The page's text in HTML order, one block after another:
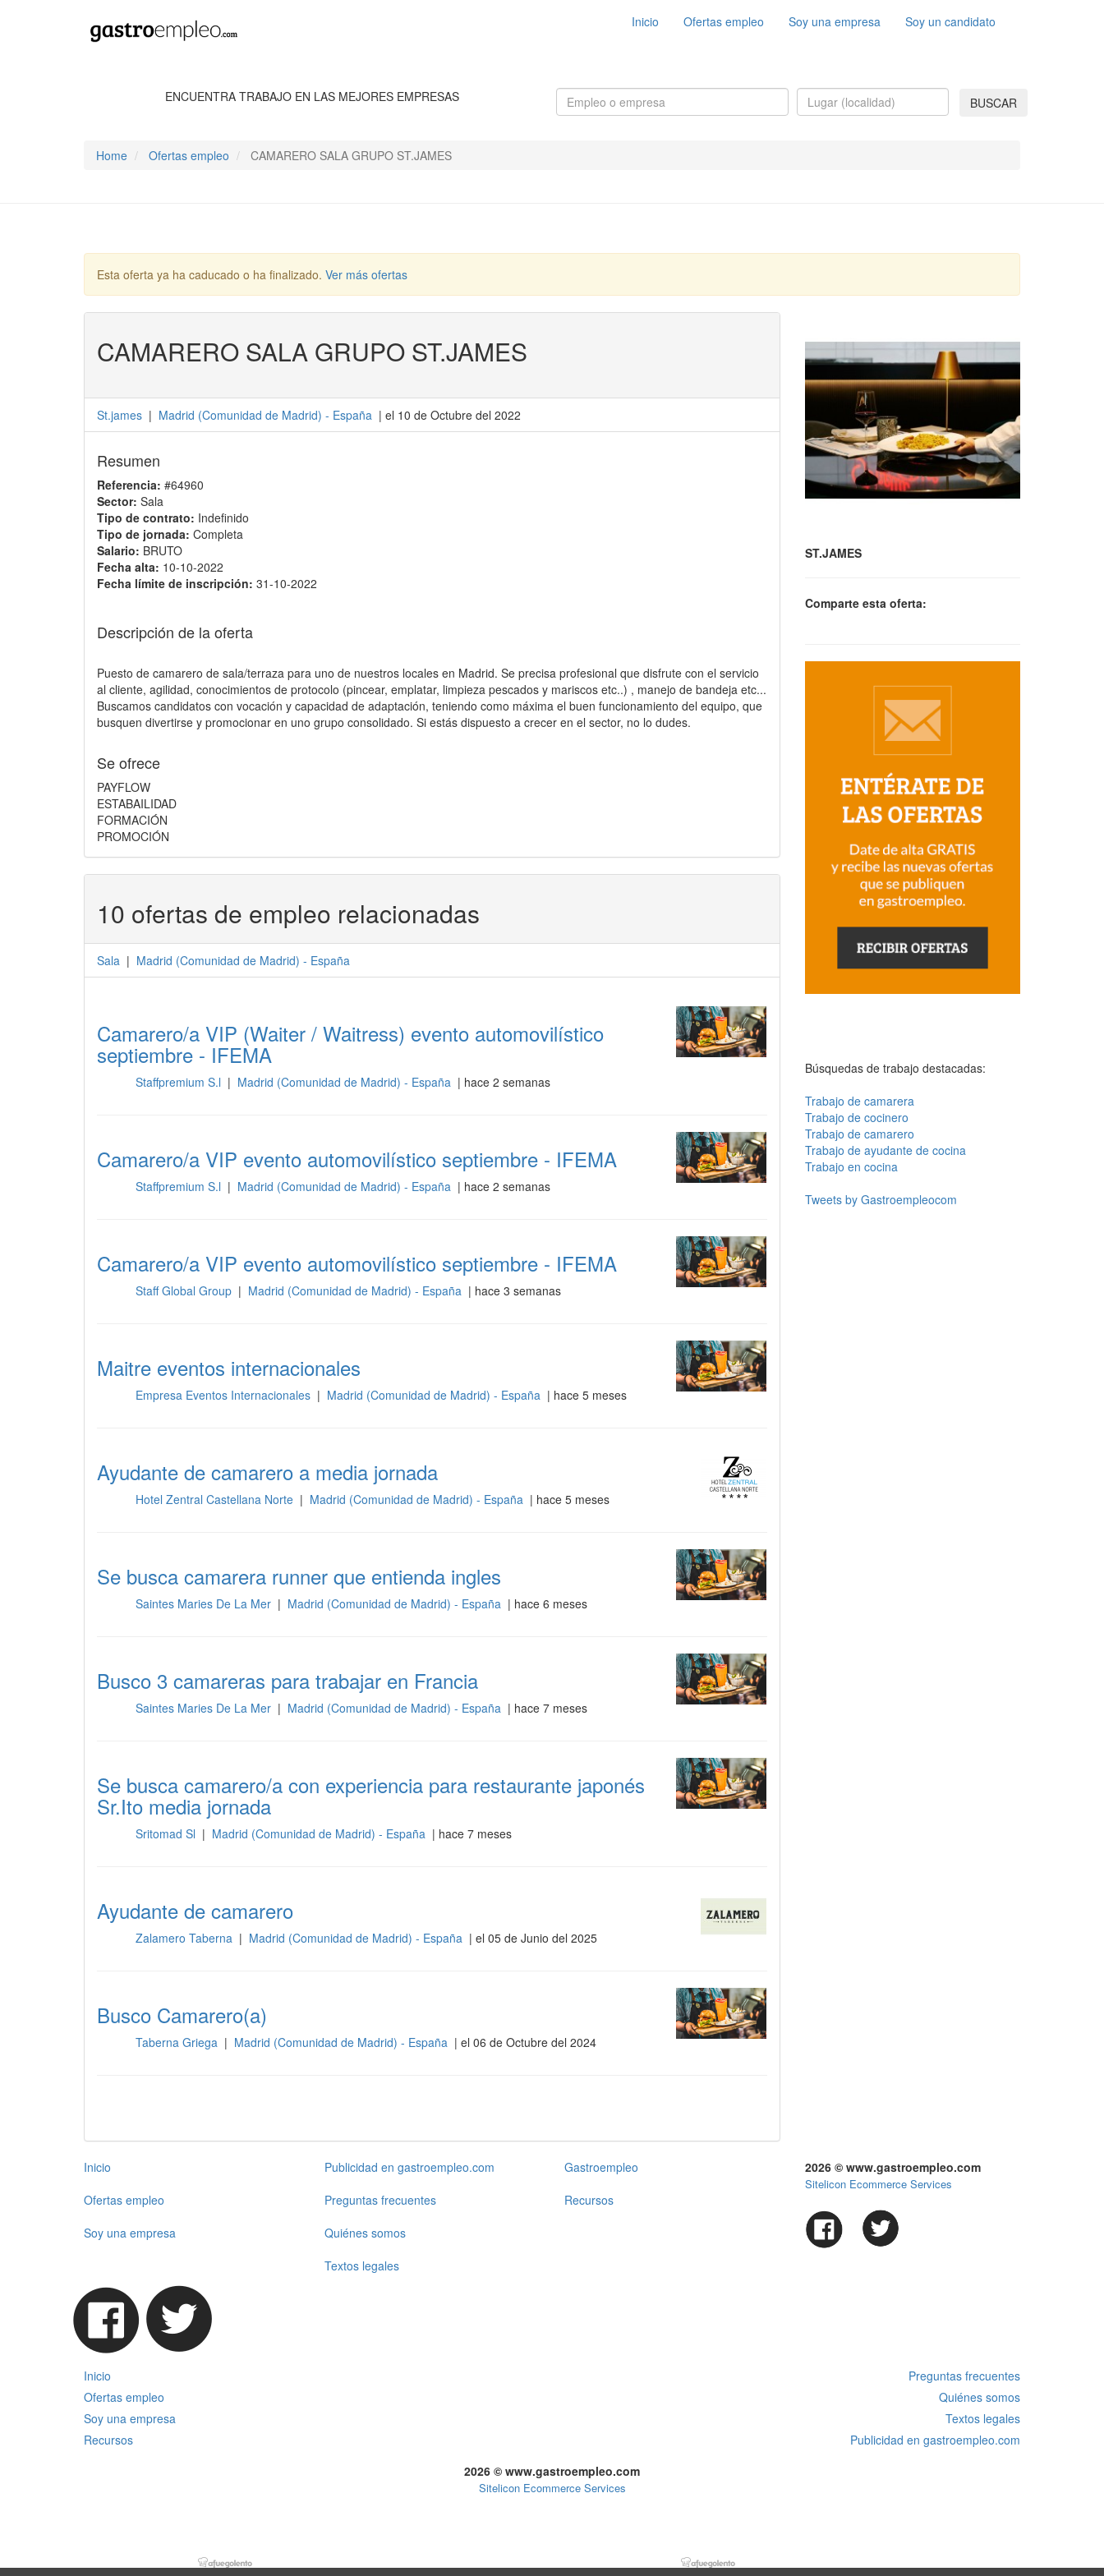
Inicio Ofertas empleo Soy una empresa Soy un candidato
ENCUENTRA TRABAJO EN LAS MEJORES EMPRESAS BUSCAR
Home Ofertas empleo CAMARERO SALA GRUPO ST.JAMES
Esta oferta ya ha caducado o ha finalizado. Ver más ofertas
CAMARERO SALA GRUPO ST.JAMES
St.james | Madrid (Comunidad de Madrid) - España | el 10 de Octubre del 2022
Resumen
Referencia: #64960
Sector: Sala
Tipo de contrato: Indefinido
Tipo de jornada: Completa
Salario: BRUTO
Fecha alta: 10-10-2022
Fecha límite de inscripción: 31-10-2022
Descripción de la oferta
Puesto de camarero de sala/terraza para uno de nuestros locales en Madrid. Se precisa profesional que disfrute con el servicio
al cliente, agilidad, conocimientos de protocolo (pincear, emplatar, limpieza pescados y mariscos etc..) , manejo de bandeja etc...
Buscamos candidatos con vocación y capacidad de adaptación, teniendo como máxima el buen funcionamiento del equipo, que
busquen divertirse y promocionar en uno grupo consolidado. Si estás dispuesto a crecer en el sector, no lo dudes.
Se ofrece
PAYFLOW
ESTABAILIDAD
FORMACIÓN
PROMOCIÓN
10 ofertas de empleo relacionadas
Sala | Madrid (Comunidad de Madrid) - España
Camarero/a VIP (Waiter / Waitress) evento automovilístico
septiembre - IFEMA
Staffpremium S.l | Madrid (Comunidad de Madrid) - España | hace 2 semanas
Camarero/a VIP evento automovilístico septiembre - IFEMA
Staffpremium S.l | Madrid (Comunidad de Madrid) - España | hace 2 semanas
Camarero/a VIP evento automovilístico septiembre - IFEMA
Staff Global Group | Madrid (Comunidad de Madrid) - España | hace 3 semanas
Maitre eventos internacionales
Empresa Eventos Internacionales | Madrid (Comunidad de Madrid) - España | hace 5 meses
Ayudante de camarero a media jornada
Hotel Zentral Castellana Norte | Madrid (Comunidad de Madrid) - España | hace 5 meses
Se busca camarera runner que entienda ingles
Saintes Maries De La Mer | Madrid (Comunidad de Madrid) - España | hace 6 meses
Busco 3 camareras para trabajar en Francia
Saintes Maries De La Mer | Madrid (Comunidad de Madrid) - España | hace 7 meses
Se busca camarero/a con experiencia para restaurante japonés
Sr.Ito media jornada
Sritomad Sl | Madrid (Comunidad de Madrid) - España | hace 7 meses
Ayudante de camarero
Zalamero Taberna | Madrid (Comunidad de Madrid) - España | el 05 de Junio del 2025
Busco Camarero(a)
Taberna Griega | Madrid (Comunidad de Madrid) - España | el 06 de Octubre del 2024
ST.JAMES
Comparte esta oferta:
Búsquedas de trabajo destacadas:
Trabajo de camarera
Trabajo de cocinero
Trabajo de camarero
Trabajo de ayudante de cocina
Trabajo en cocina
Tweets by Gastroempleocom
Inicio
Ofertas empleo
Soy una empresa
Publicidad en gastroempleo.com
Preguntas frecuentes
Quiénes somos
Textos legales
Gastroempleo
Recursos
2026 © www.gastroempleo.com
Sitelicon Ecommerce Services
Inicio
Preguntas frecuentes
Ofertas empleo
Quiénes somos
Soy una empresa
Textos legales
Recursos
Publicidad en gastroempleo.com
2026 © www.gastroempleo.com
Sitelicon Ecommerce Services